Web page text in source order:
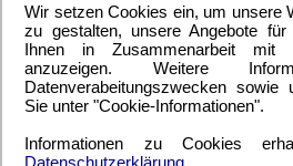
–
Hertha BSC – Bayer 04
Highlights und Toren findet man auf
Wir setzen Cookies ein, um unsere
zu gestalten, unsere Angebote
Ihnen in Zusammenarbeit mit
anzuzeigen. Weitere
Datenverabeitungszwecken sowie
Sie unter "Cookie-Informationen".
Informationen zu Cookies
Datenschutzerklärung.